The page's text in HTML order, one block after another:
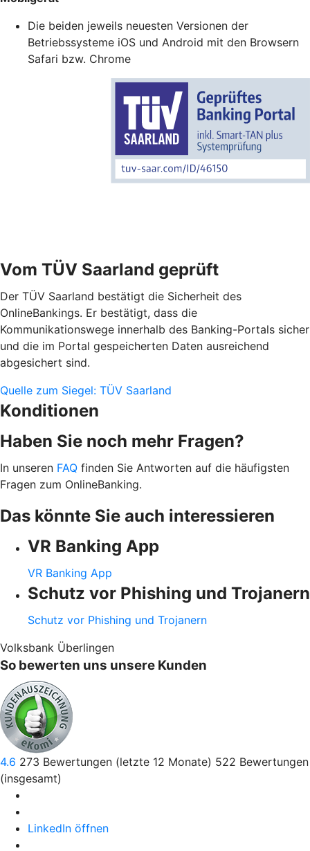
Die beiden jeweils neuesten Versionen der
Betriebssysteme iOS und Android mit den Browsern
Safari bzw. Chrome
Vom TÜV Saarland geprüft
Der TÜV Saarland bestätigt die Sicherheit des
OnlineBankings. Er bestätigt, dass die
Kommunikationswege innerhalb des Banking-Portals sicher
und die im Portal gespeicherten Daten ausreichend
abgesichert sind.
Quelle zum Siegel: TÜV Saarland
Konditionen
Haben Sie noch mehr Fragen?
In unseren FAQ finden Sie Antworten auf die häufigsten
Fragen zum OnlineBanking.
Das könnte Sie auch interessieren
VR Banking App
VR Banking App
Schutz vor Phishing und Trojanern
Schutz vor Phishing und Trojanern
Volksbank Überlingen
So bewerten uns unsere Kunden
4.6 273 Bewertungen (letzte 12 Monate) 522 Bewertungen
(insgesamt)
LinkedIn öffnen